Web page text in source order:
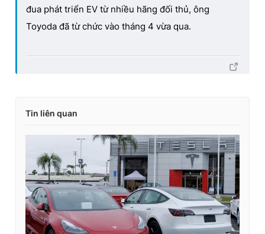
đua phát triển EV từ nhiều hãng đối thủ, ông
Toyoda đã từ chức vào tháng 4 vừa qua.
Tin liên quan